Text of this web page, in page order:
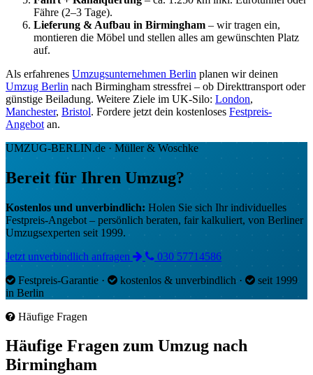
Fähre (2–3 Tage).
Lieferung & Aufbau in Birmingham – wir tragen ein,
montieren die Möbel und stellen alles am gewünschten Platz
auf.
Als erfahrenes Umzugsunternehmen Berlin planen wir deinen
Umzug Berlin nach Birmingham stressfrei – ob Direkttransport oder
günstige Beiladung. Weitere Ziele im UK-Silo: London,
Manchester, Bristol. Fordere jetzt dein kostenloses Festpreis-
Angebot an.
UMZUG-BERLIN.de · Müller & Woschke
Bereit für Ihren Umzug?
Kostenlos und unverbindlich: Holen Sie sich Ihr individuelles
Festpreis-Angebot – persönlich beraten, fair kalkuliert, von Berliner
Umzugsexperten seit 1999.
Jetzt unverbindlich anfragen
030 57714586
Festpreis-Garantie · kostenlos & unverbindlich ·
seit 1999
in Berlin
Häufige Fragen
Häufige Fragen zum Umzug nach
Birmingham